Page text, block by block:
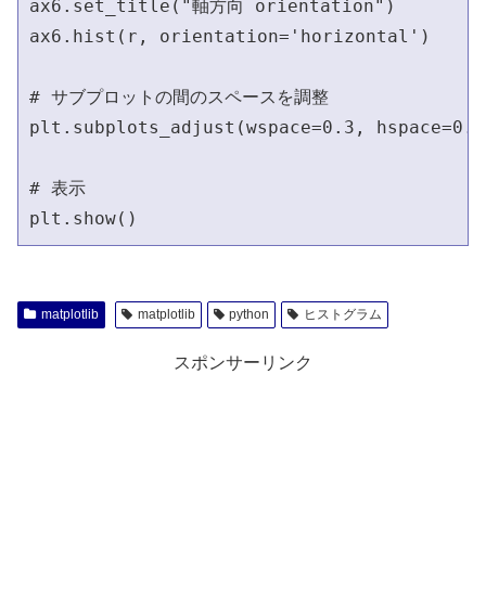
ax6.set_title("軸方向 orientation")
ax6.hist(r, orientation='horizontal')
# サブプ
plt.subplots_adjust(wspace=0.3,
#
plt.show()
matplotlib matplotlib python ヒストグラム
スポンサーリンク